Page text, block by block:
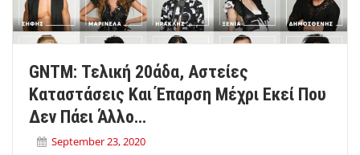
GNTM: Τελική 20άδα, Αστείες
Καταστάσεις Και Έπαρση Μέχρι Εκεί Που
Δεν Πάει Άλλο…
September 23, 2020